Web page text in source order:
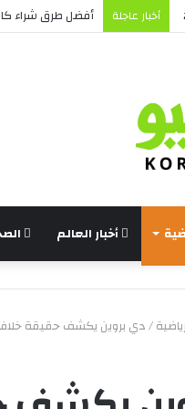
أخبار عاجلة أفضل طرق شراء
أخبار العالم
/دي بروين يكشف حقيقة